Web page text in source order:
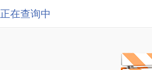
正在查询中